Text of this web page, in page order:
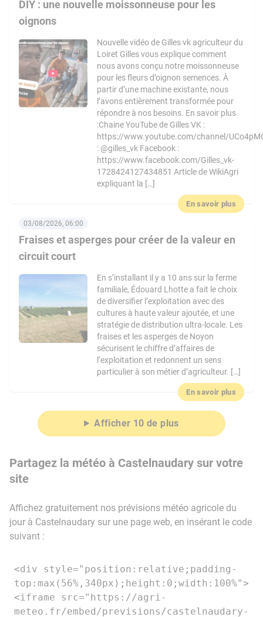
DIY : une nouvelle moissonneuse pour les
oignons
Nouvelle vidéo de Gilles vk agriculteur du
Loiret Gilles vous explique comment
nous avons conçu notre moissonneuse
pour les fleurs d’oignon semences. À
partir d’une machine existante, nous
l’avons entièrement transformée pour
répondre à nos besoins. En savoir plus
:Chaine YouTube de Gilles VK :
https://www.youtube.com/channel/
: @gilles_vk Facebook :
https://www.facebook.com/Gilles_vk-
1728424127434851 Article de WikiAgri
expliquant la […]
En savoir plus
Fraises et asperges pour créer de la valeur en
circuit court
03/08/2026, 06:00
En s’installant il y a 10 ans sur la ferme
familiale, Édouard Lhotte a fait le choix
de diversifier l’exploitation avec des
cultures à haute valeur ajoutée, et une
stratégie de distribution ultra-locale. Les
fraises et les asperges de Noyon
sécurisent le chiffre d’affaires de
l’exploitation et redonnent un sens
particulier à son métier d’agriculteur. […]
En savoir plus
Afficher 10 de plus
Partagez la météo à Castelnaudary sur votre
site
Affichez gratuitement nos prévisions météo agricole du
jour à Castelnaudary sur une page web, en insérant le code
suivant :